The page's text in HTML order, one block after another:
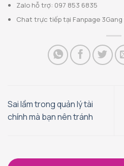
Zalo hỗ trợ: 097 853 6835
Chat trực tiếp tại Fanpage 3Gang
Sai lầm trong quản lý tài
chính mà bạn nên tránh